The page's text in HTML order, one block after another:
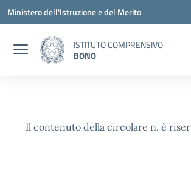
Vai ai contenuti
Vai al menu di navigazione
Vai al footer
Ministero dell'Istruzione e del Merito
ISTITUTO COMPRENSIVO
BONO
Il contenuto della circolare n. è